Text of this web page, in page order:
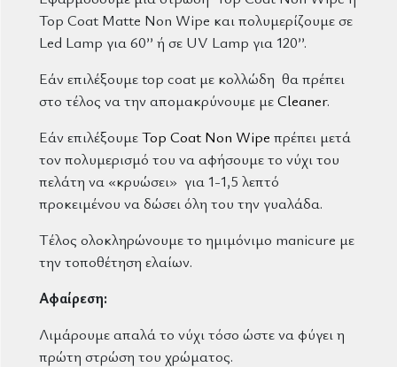
Top Coat Matte Non Wipe και πολυμερίζουμε σε
Led Lamp για 60’’ ή σε UV Lamp για 120’’.
Εάν επιλέξουμε top coat με κολλώδη θα πρέπει
στο τέλος να την απομακρύνουμε μεCleaner.
Εάν επιλέξουμεTop Coat Non Wipe πρέπει μετά
τον πολυμερισμό του να αφήσουμε το νύχι του
πελάτη να «κρυώσει» για 1-1,5 λεπτό
προκειμένου να δώσει όλη του την γυαλάδα.
Τέλος ολοκληρώνουμε το ημιμόνιμο manicure με
την τοποθέτηση ελαίων.
Αφαίρεση:
Λιμάρουμε απαλά το νύχι τόσο ώστε να φύγει η
πρώτη στρώση του χρώματος.